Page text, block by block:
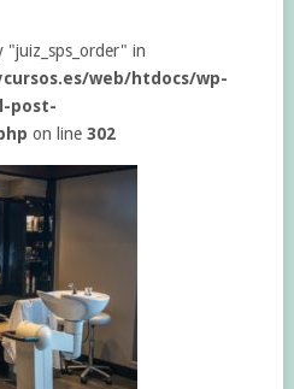
"juiz_sps_order" in
web/htdocs/wp-
post-
on line 302